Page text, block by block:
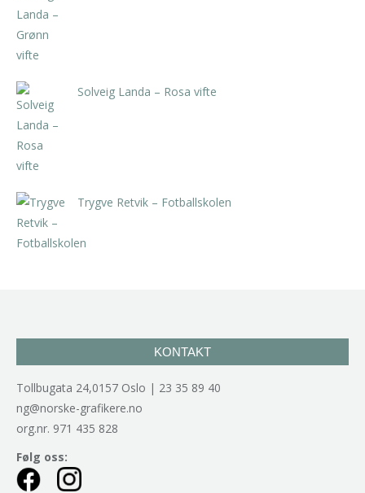
Solveig Landa – Rosa vifte
Trygve Retvik – Fotballskolen
KONTAKT
Tollbugata 24,0157 Oslo | 23 35 89 40
ng@norske-grafikere.no
org.nr. 971 435 828
Følg oss: